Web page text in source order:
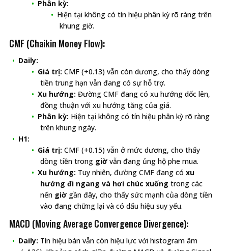
Phân kỳ:
Hiện tại không có tín hiệu phân kỳ rõ ràng trên
khung giờ.
CMF (Chaikin Money Flow):
Daily:
Giá trị: CMF (+0.13) vẫn còn dương, cho thấy dòng
tiền trung hạn vẫn đang có sự hỗ trợ.
Xu hướng: Đường CMF đang có xu hướng dốc lên,
đồng thuận với xu hướng tăng của giá.
Phân kỳ: Hiện tại không có tín hiệu phân kỳ rõ ràng
trên khung ngày.
H1:
Giá trị: CMF (+0.15) vẫn ở mức dương, cho thấy
dòng tiền trong giờ vẫn đang ủng hộ phe mua.
Xu hướng: Tuy nhiên, đường CMF đang có xu
hướng đi ngang và hơi chúc xuống trong các
nến giờ gần đây, cho thấy sức mạnh của dòng tiền
vào đang chững lại và có dấu hiệu suy yếu.
MACD (Moving Average Convergence Divergence):
Daily: Tín hiệu bán vẫn còn hiệu lực với histogram âm